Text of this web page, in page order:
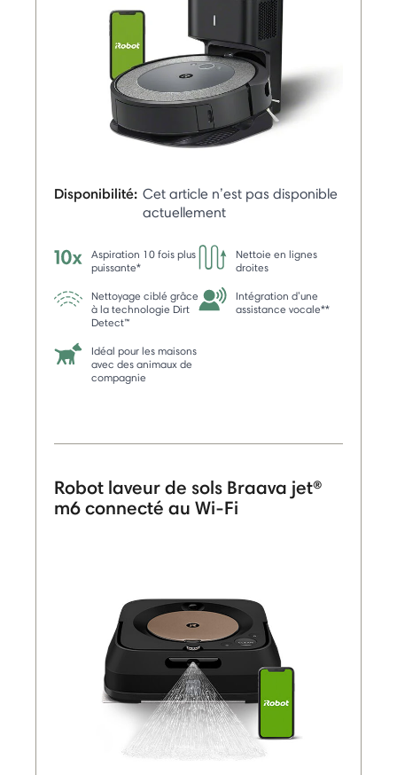
Disponibilité: Cet article n’est pas disponible
actuellement
Aspiration 10 fois plus
puissante*
Nettoie en lignes
droites
Nettoyage ciblé grâce
à la technologie Dirt
Detect™
Intégration d’une
assistance vocale**
Idéal pour les maisons
avec des animaux de
compagnie
Robot laveur de sols Braava jet®
m6 connecté au Wi-Fi